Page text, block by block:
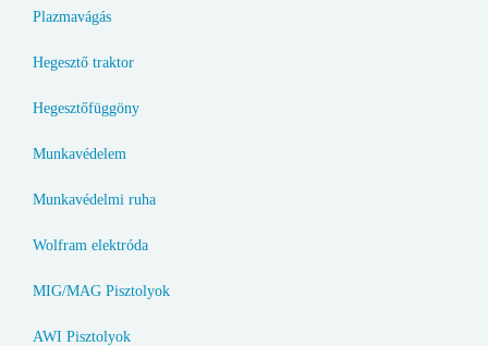
Plazmavágás
Hegesztő traktor
Hegesztőfüggöny
Munkavédelem
Munkavédelmi ruha
Wolfram elektróda
MIG/MAG Pisztolyok
AWI Pisztolyok